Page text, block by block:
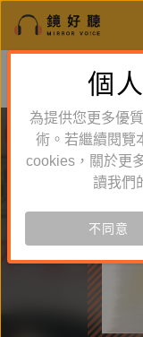
鏡好聽
體驗全面
個
為提供您更多優
術。若繼續閱覽
cookies，關於更
讀我們
不同意